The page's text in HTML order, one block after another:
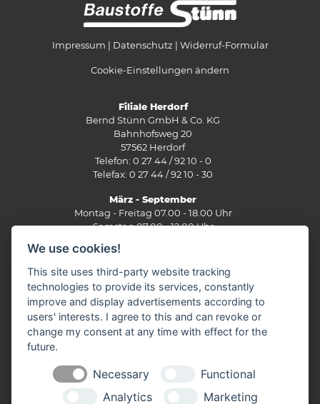
Impressum Datenschutz Widerruf-Formular
Cookie-Einstellungen ändern
Filiale Herdorf
Bernd Stünn GmbH & Co. KG
Bahnhofsweg 20
57562 Herdorf
Telefon: 0 27 44 / 92 10 - 0
Telefax: 0 27 44 / 92 10 - 30
März - September
Montag - Freitag 07.00 - 18.00 Uhr
Samstag 07.00 - 12.00 Uhr
Oktober - Februar
Montag - Freitag 07.30 - 17.30 Uhr
Samstag 07.30 - 12.00 Uhr
Filiale Burbach
Ernst-Heinkel-Straße 12
Fax: 0 27 36 / 49 10 62
E-Mail: info(at)stuenn-baustoffe.de
We use cookies!
This site uses third-party website tracking
technologies to provide its services, constantly
improve and display advertisements according to
users' interests. I agree to this and can revoke or
change my consent at any time with effect for the
future.
Necessary
Functional
Analytics
Marketing